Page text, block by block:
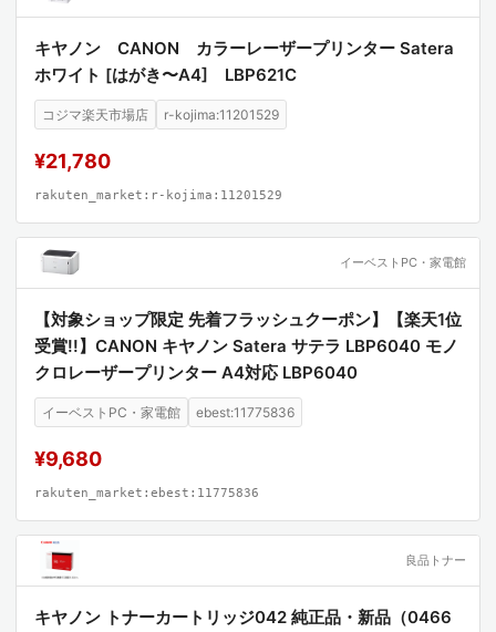
キヤノン CANON カラーレーザープリンター Satera
ホワイト [はがき〜A4] LBP621C
コジマ楽天市場店 r-kojima:11201529
¥21,780
rakuten_market:r-kojima:11201529
イーベストPC・家電館
【対象ショップ限定 先着フラッシュクーポン】【楽天1位
受賞!!】CANON キヤノン Satera サテラ LBP6040 モノ
クロレーザープリンター A4対応 LBP6040
イーベストPC・家電館 ebest:11775836
¥9,680
rakuten_market:ebest:11775836
良品トナー
キヤノン トナーカートリッジ042 純正品・新品（0466